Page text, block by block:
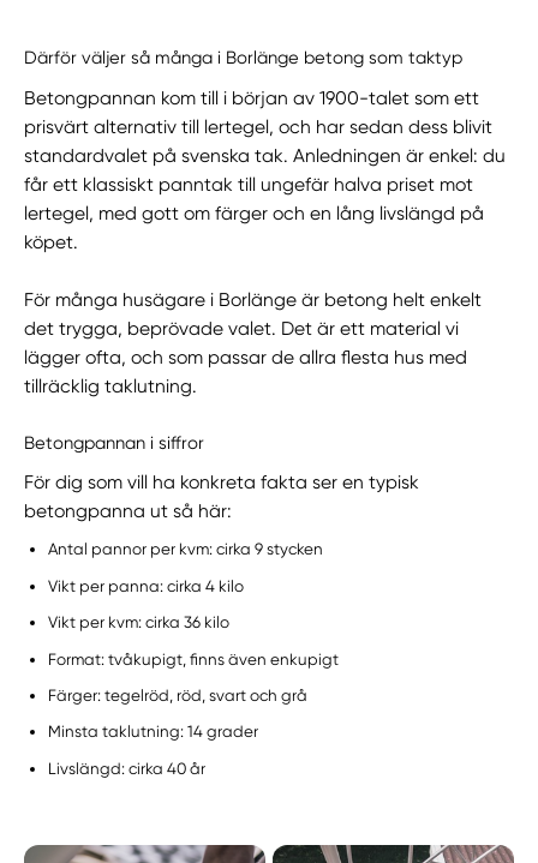
Därför väljer så många i Borlänge betong som taktyp
Betongpannan kom till i början av 1900-talet som ett
prisvärt alternativ till lertegel, och har sedan dess blivit
standardvalet på svenska tak. Anledningen är enkel: du
får ett klassiskt panntak till ungefär halva priset mot
lertegel, med gott om färger och en lång livslängd på
köpet.
För många husägare i Borlänge är betong helt enkelt
det trygga, beprövade valet. Det är ett material vi
lägger ofta, och som passar de allra flesta hus med
tillräcklig taklutning.
Betongpannan i siffror
För dig som vill ha konkreta fakta ser en typisk
betongpanna ut så här:
Antal pannor per kvm: cirka 9 stycken
Vikt per panna: cirka 4 kilo
Vikt per kvm: cirka 36 kilo
Format: tvåkupigt, finns även enkupigt
Färger: tegelröd, röd, svart och grå
Minsta taklutning: 14 grader
Livslängd: cirka 40 år